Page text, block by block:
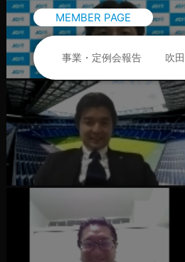
MEMBER PAGE
事業・定例会報告 吹